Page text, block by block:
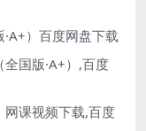
）百度网盘下载
国版·A+）,百度
课视频下载,百度